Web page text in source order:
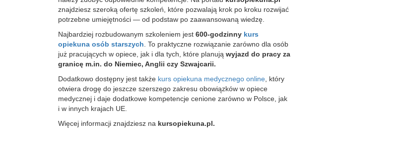
znajdziesz szeroką ofertę szkoleń, które pozwalają krok po kroku rozwijać
potrzebne umiejętności — od podstaw po zaawansowaną wiedzę.
Najbardziej rozbudowanym szkoleniem jest 600-godzinny kurs
opiekuna osób starszych . To praktyczne rozwiązanie zarówno dla osób
już pracujących w opiece, jak i dla tych, które planują wyjazd do pracy za
granicę m.in. do Niemiec, Anglii czy Szwajcarii.
Dodatkowo dostępny jest także kurs opiekuna medycznego online , który
otwiera drogę do jeszcze szerszego zakresu obowiązków w opiece
medycznej i daje dodatkowe kompetencje cenione zarówno w Polsce, jak
i w innych krajach UE.
Więcej informacji znajdziesz na kursopiekuna.pl.